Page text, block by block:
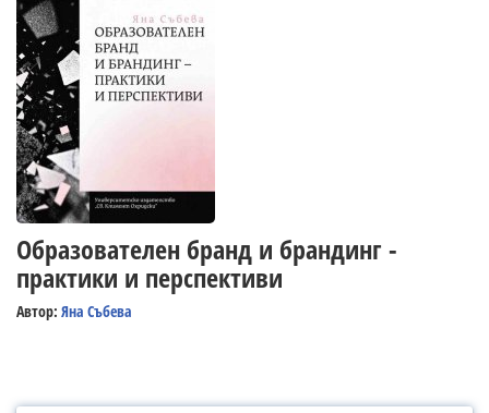
Образователен бранд и брандинг -
практики и перспективи
Автор: Яна Събева